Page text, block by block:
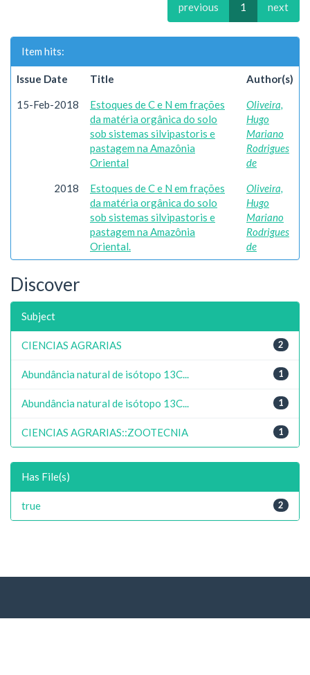
previous 1 next
Item hits:
Issue Date Title Author(s)
15-Feb-2018
Estoques de C e N em frações
da matéria orgânica do solo
sob sistemas silvipastoris e
pastagem na Amazônia
Oriental
Oliveira,
Hugo
Mariano
Rodrigues
de
2018
Estoques de C e N em frações
da matéria orgânica do solo
sob sistemas silvipastoris e
pastagem na Amazônia
Oriental.
Oliveira,
Hugo
Mariano
Rodrigues
de
Discover
Subject
2
CIENCIAS AGRARIAS
1
Abundância natural de isótopo 13C...
1
Abundância natural de isótopo 13C...
1
CIENCIAS AGRARIAS::ZOOTECNIA
Has File(s)
2
true